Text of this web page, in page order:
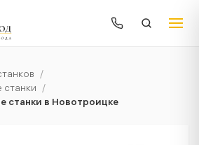
/
станки /
станки в Новотроицке